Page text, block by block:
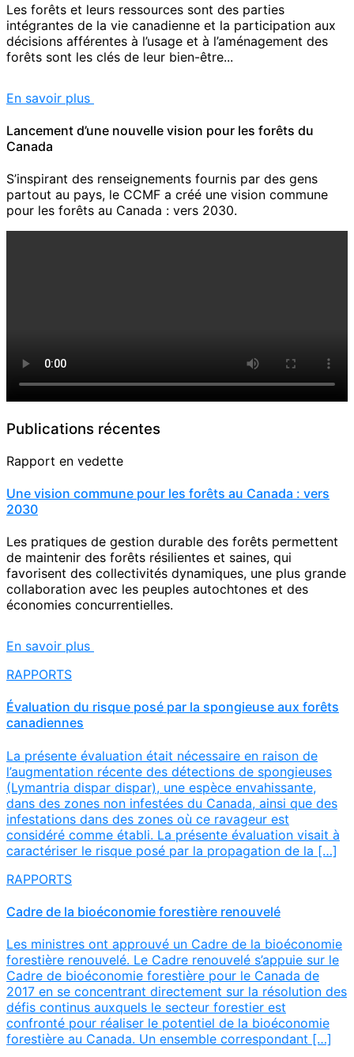
Les forêts et leurs ressources sont des parties
intégrantes de la vie canadienne et la participation aux
décisions afférentes à l’usage et à l’aménagement des
forêts sont les clés de leur bien-être...
En savoir plus
Lancement d’une nouvelle vision pour les forêts du
Canada
S’inspirant des renseignements fournis par des gens
partout au pays, le CCMF a créé une vision commune
pour les forêts au Canada : vers 2030.
Publications récentes
Rapport en vedette
Une vision commune pour les forêts au Canada : vers
2030
Les pratiques de gestion durable des forêts permettent
de maintenir des forêts résilientes et saines, qui
favorisent des collectivités dynamiques, une plus grande
collaboration avec les peuples autochtones et des
économies concurrentielles.
En savoir plus
RAPPORTS
Évaluation du risque posé par la spongieuse aux forêts
canadiennes
La présente évaluation était nécessaire en raison de
l’augmentation récente des détections de spongieuses
(Lymantria dispar dispar), une espèce envahissante,
dans des zones non infestées du Canada, ainsi que des
infestations dans des zones où ce ravageur est
considéré comme établi. La présente évaluation visait à
caractériser le risque posé par la propagation de la […]
RAPPORTS
Cadre de la bioéconomie forestière renouvelé
Les ministres ont approuvé un Cadre de la bioéconomie
forestière renouvelé. Le Cadre renouvelé s’appuie sur le
Cadre de bioéconomie forestière pour le Canada de
2017 en se concentrant directement sur la résolution des
défis continus auxquels le secteur forestier est
confronté pour réaliser le potentiel de la bioéconomie
forestière au Canada. Un ensemble correspondant […]